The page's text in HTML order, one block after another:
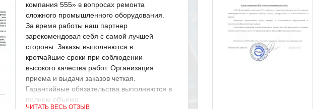
компания 555» в вопросах ремонта
сложного промышленного оборудования.
За время работы наш партнер
зарекомендовал себя с самой лучшей
стороны. Заказы выполняются в
кротчайшие сроки при соблюдении
высокого качества работ. Организация
приема и выдачи заказов четкая.
Гарантийные обязательства выполняются в
полном объеме.
ЧИТАТЬ ВЕСЬ ОТЗЫВ